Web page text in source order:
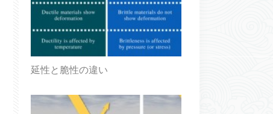
延性と脆性の違い